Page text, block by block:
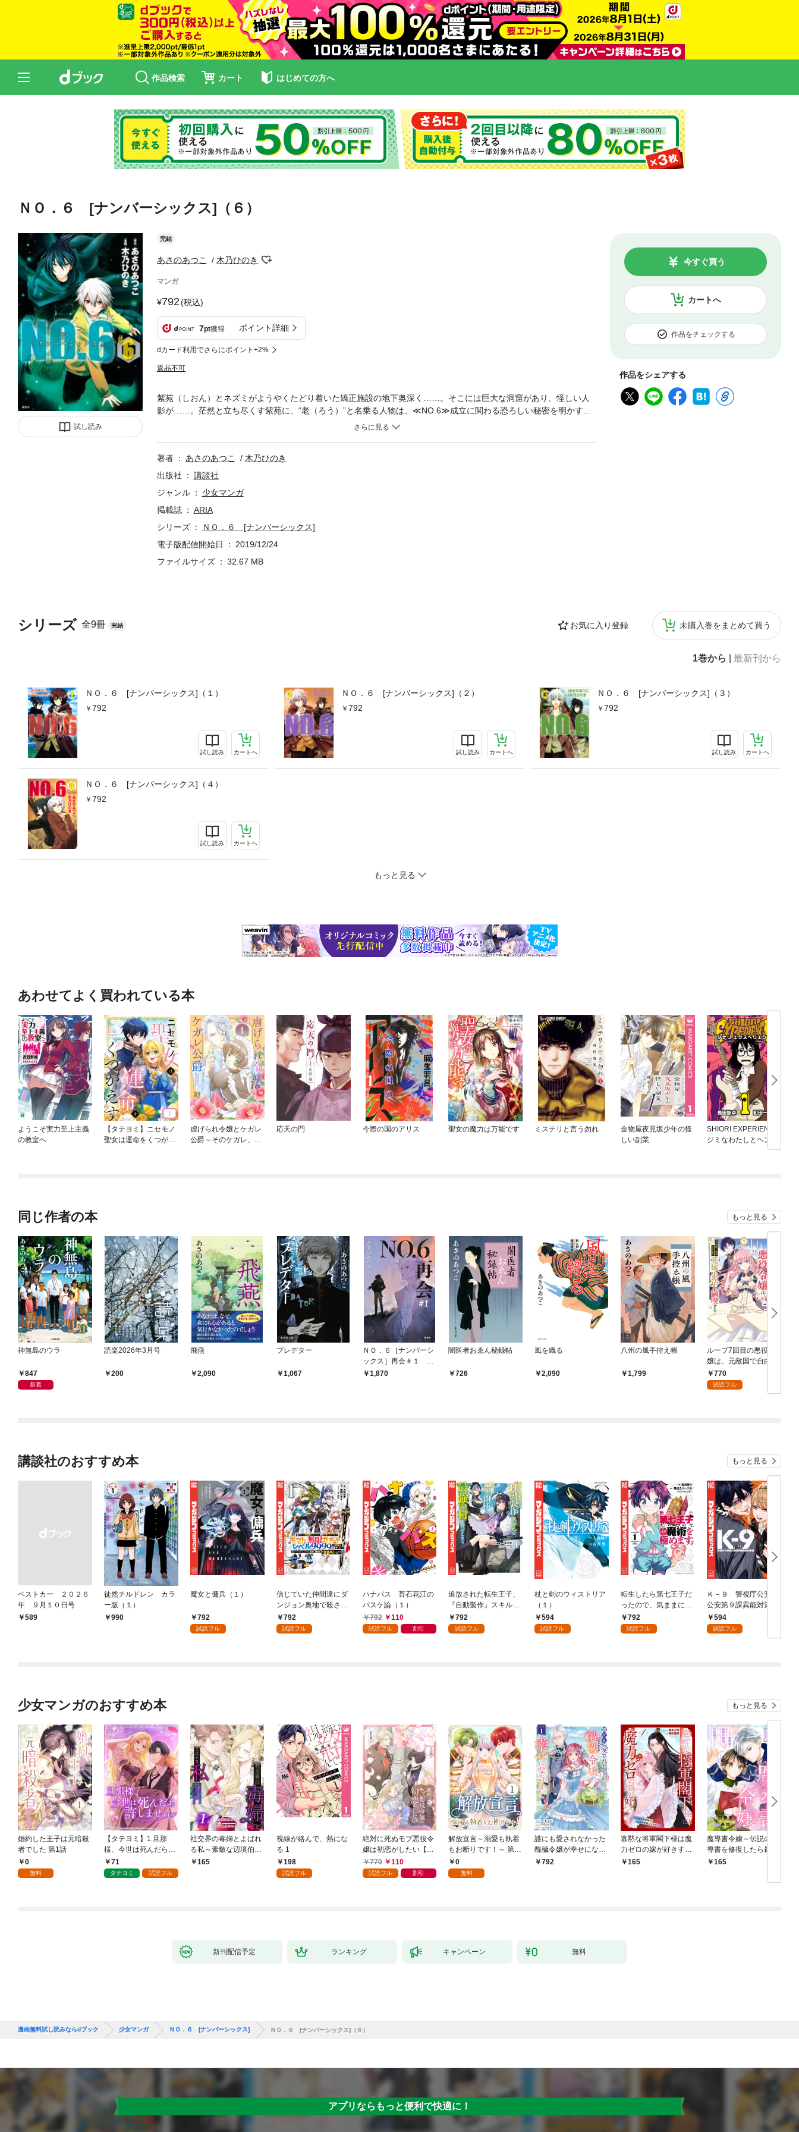
作品検索 カート はじめての方へ
ＮＯ．６ [ナンバーシックス]（６）
試し読み
完結
あさのあつこ 木乃ひのき
マンガ
792(税込)
7pt獲得 ポイント詳細
dカード利用でさらにポイント+2%
返品不可
カートへ
今すぐ買う
作品をチェックする
作品をシェアする
シリーズ 全9冊 完結 お気に入り登録 未購入巻をまとめて買う
1巻から 最新刊から
ＮＯ．６ [ナンバーシックス]（１）
792
試し読み カートへ
ＮＯ．６ [ナンバーシックス]（２）
792
試し読み カートへ
ＮＯ．６ [ナンバーシックス]（３）
792
試し読み カートへ
ＮＯ．６ [ナンバーシックス]（４）
792
試し読み カートへ
もっと見る
紫苑（しおん）とネズミがようやくたどり着いた矯正施設の地下奥深く……。そこには巨大な洞窟があり、怪しい人
影が……。茫然と立ち尽くす紫苑に、“老（ろう）”と名乗る人物は、≪NO.6≫成立に関わる恐ろしい秘密を明かす。
そしてネズミが、自分の悲しい過去を語り始めた……。≪NO.6≫よ、お前はどこまで残酷なんだ……！ ネズミの深
著者 あさのあつこ
木乃ひのき
出版社
講談社
ジャンル
少女マンガ
掲載誌
ARIA
シリーズ
ＮＯ．６ [ナンバーシックス]
電子版配信開始日
2019/12/24
ファイルサイズ
32.67 MB
あわせてよく買われている本
ようこそ実力至上主義
の教室へ
【タテヨミ】ニセモノ
聖女は運命をくつがえ
虐げられ令嬢とケガレ
公爵～そのケガレ、払
応天の門 今際の国のアリス 聖女の魔力は万能です ミステリと言う勿れ
金物屋夜見坂少年の怪
しい副業
SHIORI EXPERIENCE
ジミなわたしとヘンな
同じ作者の本 もっと見る
神無島のウラ
847
新着
読楽2026年3月号
200
飛燕
2,090
プレデター
1,067
ＮＯ．６［ナンバーシ
ックス］再会＃１
【電子書籍特典ショー
1,870
闇医者おゑん秘録帖
726
風を織る
2,090
八州の風手控え帳
1,799
ループ7回目の悪役令
嬢は、元敵国で自由気
ままな花嫁生活を満喫
する 1
770
試読フル
講談社のおすすめ本 もっと見る
ベストカー ２０２６
年 ９月１０日号
￥589
徒然チルドレン カラ
ー版（１）
990
魔女と傭兵（１）
792
試読フル
信じていた仲間達にダ
ンジョン奥地で殺され
かけたがギフト『無限
ガチャ』でレベル９９
792
試読フル
ハナバス 苔石花江の
バスケ論（１）
792
110
試読フル 割引
追放された転生王子、
『自動製作』スキルで
領地を爆速で開拓し最
強の村を作ってしまう
792
試読フル
杖と剣のウィストリア
（１）
594
試読フル
転生したら第七王子だ
ったので、気ままに魔
術を極めます（１）
792
試読フル
Ｋ－９ 警視庁公安部
公安第９課異能対策係
（１）
594
試読フル
少女マンガのおすすめ本 もっと見る
婚約した王子は元暗殺
者でした 第1話
0
無料
【タテヨミ】1.旦那
様、今世は死んだら許
しません
71
タテヨミ 試読フル
社交界の毒婦とよばれ
る私～素敵な辺境伯令
息に腕を折られたの
165
視線が絡んで、熱にな
る 1
198
試読フル
絶対に死ぬモブ悪役令
嬢は初恋がしたい【単
行本版】 1巻
770 110
試読フル 割引
解放宣言～溺愛も執着
もお断りです！～ 第1
話0
無料
誰にも愛されなかった
醜穢令嬢が幸せになる
まで 1
792
寡黙な将軍閣下様は魔
力ゼロの嫁が好きすぎ
る～なぜか旦那様の心
165
魔導書令嬢～伝説の魔
導書を修復したら最強
の精霊が味方になりま
下がなぜかいつもそば
165
新刊配信予定 ランキング キャンペーン 無料
漫画無料試し読みならdブック 少女マンガ ＮＯ．６ [ナンバーシックス] ＮＯ．６ [ナンバーシックス]（６）
アプリならもっと便利で快適に！